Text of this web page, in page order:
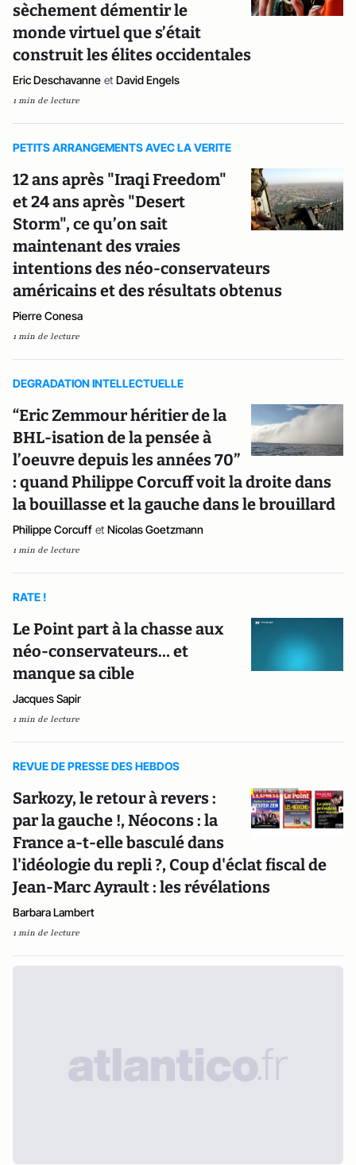
sèchement démentir le
monde virtuel que s’était
construit les élites occidentales
Eric Deschavanne et David Engels
1 min de lecture
PETITS ARRANGEMENTS AVEC LA VERITE
12 ans après "Iraqi Freedom"
et 24 ans après "Desert
Storm", ce qu’on sait
maintenant des vraies
intentions des néo-conservateurs
américains et des résultats obtenus
Pierre Conesa
1 min de lecture
DEGRADATION INTELLECTUELLE
“Eric Zemmour héritier de la
BHL-isation de la pensée à
l’oeuvre depuis les années 70”
: quand Philippe Corcuff voit la droite dans
la bouillasse et la gauche dans le brouillard
Philippe Corcuff et Nicolas Goetzmann
1 min de lecture
RATE !
Le Point part à la chasse aux
néo-conservateurs… et
manque sa cible
Jacques Sapir
1 min de lecture
REVUE DE PRESSE DES HEBDOS
Sarkozy, le retour à revers :
par la gauche !, Néocons : la
France a-t-elle basculé dans
l'idéologie du repli ?, Coup d'éclat fiscal de
Jean-Marc Ayrault : les révélations
Barbara Lambert
1 min de lecture